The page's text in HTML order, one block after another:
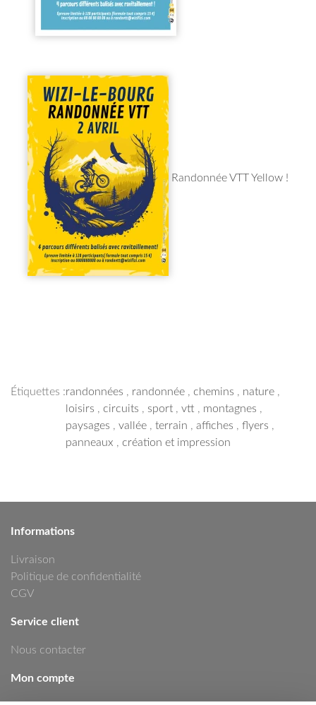
Randonnée VTT Yellow !
Étiquettes :randonnées , randonnée , chemins , nature ,
loisirs , circuits , sport , vtt , montagnes ,
paysages , vallée , terrain , affiches , flyers ,
panneaux , création et impression
Informations
Livraison
Politique de confidentialité
CGV
Service client
Nous contacter
Mon compte